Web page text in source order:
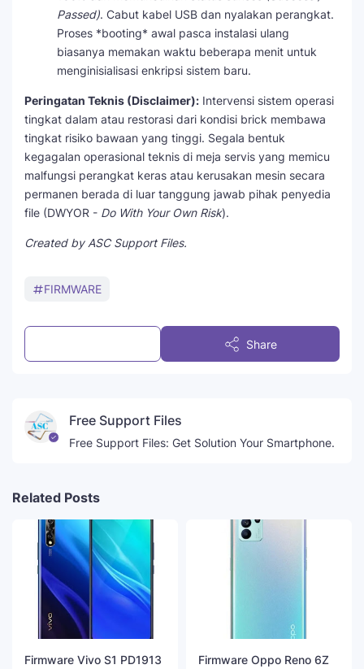
Passed). Cabut kabel USB dan nyalakan perangkat.
Proses *booting* awal pasca instalasi ulang
biasanya memakan waktu beberapa menit untuk
menginisialisasi enkripsi sistem baru.
Peringatan Teknis (Disclaimer): Intervensi sistem operasi
tingkat dalam atau restorasi dari kondisi brick membawa
tingkat risiko bawaan yang tinggi. Segala bentuk
kegagalan operasional teknis di meja servis yang memicu
malfungsi perangkat keras atau kerusakan mesin secara
permanen berada di luar tanggung jawab pihak penyedia
file (DWYOR - Do With Your Own Risk).
Created by ASC Support Files.
FIRMWARE
Share
Free Support Files
Free Support Files: Get Solution Your Smartphone.
Related Posts
Firmware Vivo S1 PD1913
Firmware Oppo Reno 6Z